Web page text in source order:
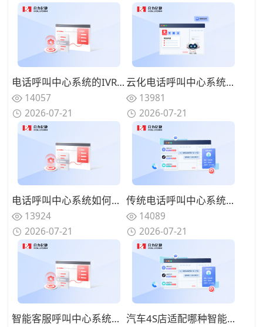
电话呼叫中心系统的IVR设计有哪些技巧？告别迷宫式菜单的用户友好设计
14057
2026-07-21
云化电话呼叫中心系统有哪些优势？告别硬件束缚的灵活部署模式
13981
2026-07-21
电话呼叫中心系统如何实现来电智能分配？路由策略优化坐席资源调配
13924
2026-07-21
传统电话呼叫中心系统面临哪些挑战？数字化转型的迫切性与路径
14089
2026-07-21
智能客服呼叫中心系统如何减少人工坐席压力？过滤重复性咨询问题 汽车4S店适配哪种智能客服呼叫中心系统？处理保养维修咨询来电